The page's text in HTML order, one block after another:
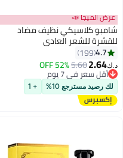
عرض الميجا 📣
شامبو كلاسيكي نظيف مضاد
للقشرة للشعر العادي
4.7
199
د.ك‏2.64
5.60
52% OFFأقل سعر في 7 يوم
تم بيع +130 مؤخرًا
أقل سعر في 7 يوم
لك رصيد مسترجع 10% + 1